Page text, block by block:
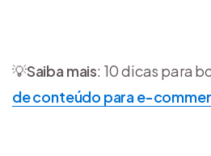
💡Saiba mais: 10 dicas para
de conteúdo para e-